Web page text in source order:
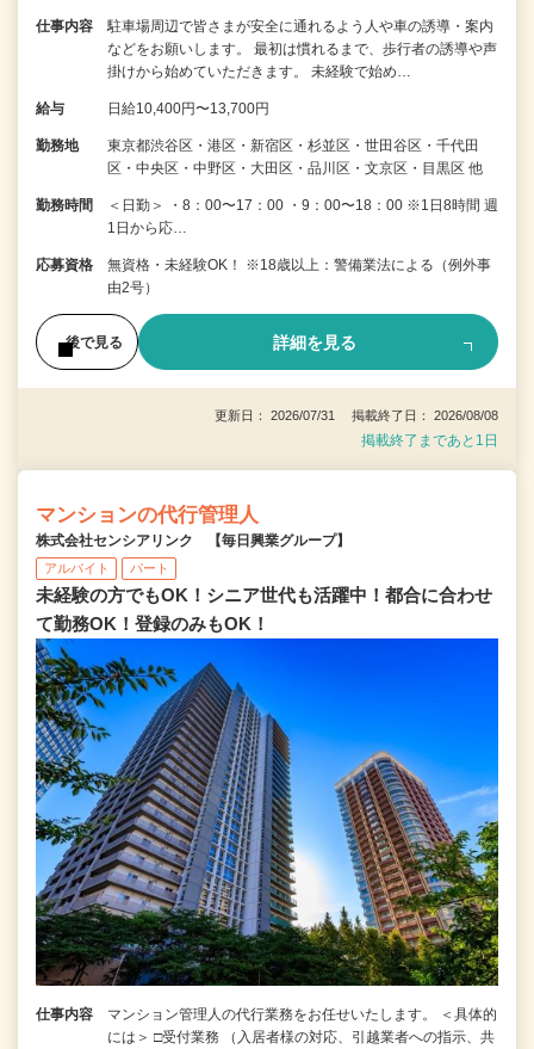
仕事内容
駐車場周辺で皆さまが安全に通れるよう人や車の誘導・案内
などをお願いします。 最初は慣れるまで、歩行者の誘導や声
掛けから始めていただきます。 未経験で始め…
給与 日給10,400円〜13,700円
勤務地
東京都渋谷区・港区・新宿区・杉並区・世田谷区・千代田
区・中央区・中野区・大田区・品川区・文京区・目黒区 他
勤務時間
＜日勤＞ ・8：00〜17：00 ・9：00〜18：00 ※1日8時間 週
1日から応…
応募資格
無資格・未経験OK！ ※18歳以上：警備業法による（例外事
由2号）
後で見る 詳細を見る
更新日： 2026/07/31 掲載終了日： 2026/08/08
掲載終了まであと1日
マンションの代行管理人
株式会社センシアリンク 【毎日興業グループ】
アルバイト パート
未経験の方でもOK！シニア世代も活躍中！都合に合わせ
て勤務OK！登録のみもOK！
仕事内容
マンション管理人の代行業務をお任せいたします。 ＜具体的
には＞ □受付業務 （入居者様の対応、引越業者への指示、共